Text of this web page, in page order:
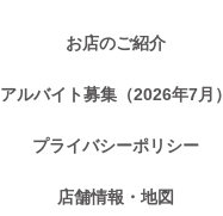
お店のご紹介
アルバイト募集（2026年7月）
プライバシーポリシー
店舗情報・地図